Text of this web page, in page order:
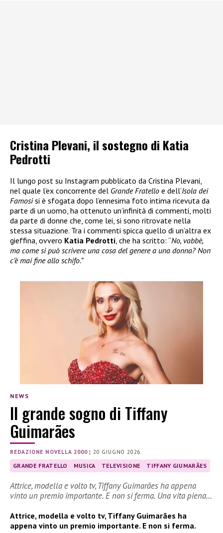
Cristina Plevani, il sostegno di Katia
Pedrotti
Il lungo post su Instagram pubblicato da Cristina Plevani,
nel quale l’ex concorrente del Grande Fratello e dell’Isola dei
Famosisi è sfogata dopo l’ennesima foto intima ricevuta da
parte di un uomo, ha ottenuto un’infinità di commenti, molti
da parte di donne che, come lei, si sono ritrovate nella
stessa situazione. Tra i commenti spicca quello di un’altra ex
gieffina, ovvero Katia Pedrotti, che ha scritto: “No, vabbè,
ma come si può scrivere una cosa del genere a una donna? Non
c’è mai fine allo schifo.”
NEWS
Il grande sogno di Tiffany
Guimarães
REDAZIONE NOVELLA 2000|20 GIUGNO 2026
GRANDE FRATELLO MUSICA TELEVISIONE TIFFANY GIUMARÃES
Attrice, modella e volto tv, Tiffany Guimarães ha appena
vinto un premio importante. E non si ferma. Una vita piena…
Attrice, modella e volto tv, Tiffany Guimarães ha
appena vinto un premio importante. E non si ferma.